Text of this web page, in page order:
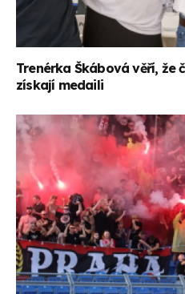
Trenérka Škábová věří, že
získají medaili